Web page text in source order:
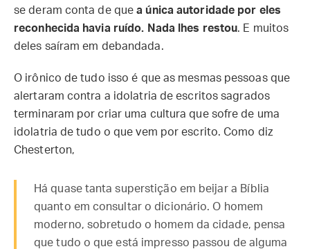
se deram conta de quea única autoridade por eles
reconhecida havia ruído. Nada lhes restou. E muitos
deles saíram em debandada.
O irônico de tudo isso é que as mesmas pessoas que
alertaram contra a idolatria de escritos sagrados
terminaram por criar uma cultura que sofre de uma
idolatria de tudo o que vem por escrito. Como diz
Chesterton,
Há quase tanta superstição em beijar a Bíblia
quanto em consultar o dicionário. O homem
moderno, sobretudo o homem da cidade, pensa
que tudo o que está impresso passou de alguma